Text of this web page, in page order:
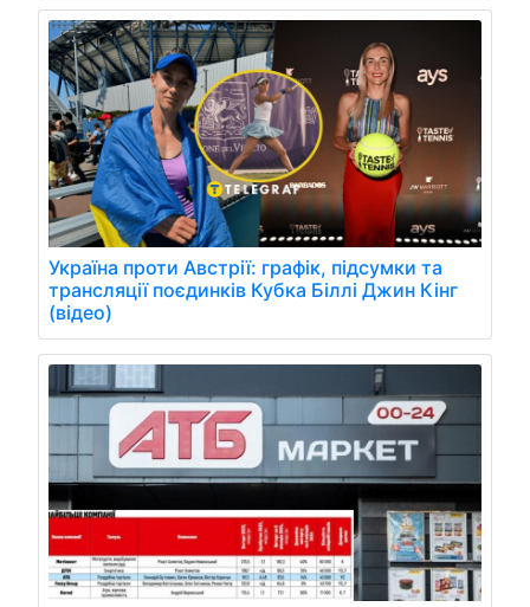
Україна проти Австрії: графік, підсумки та
трансляції поєдинків Кубка Біллі Джин Кінг
(відео)